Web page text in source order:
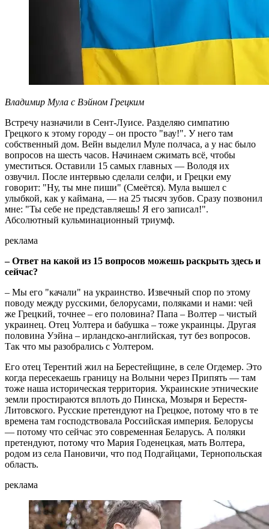
Владимир Мула с Вэйном Грецким
Встречу назначили в Сент-Луисе. Разделяю симпатию
Грецкого к этому городу – он просто "вау!". У него там
собственный дом. Вейн выделил Муле полчаса, а у нас было
вопросов на шесть часов. Начинаем сжимать всё, чтобы
уместиться. Оставили 15 самых главных — Володя их
озвучил. После интервью сделали селфи, и Грецки ему
говорит: "Ну, ты мне пиши" (Смеётся). Мула вышел с
улыбкой, как у каймана, — на 25 тысяч зубов. Сразу позвонил
мне: "Ты себе не представляешь! Я его записал!".
Абсолютный кульминационный триумф.
реклама
– Ответ на какой из 15 вопросов можешь раскрыть здесь и
сейчас?
– Мы его "качали" на украинство. Извечный спор по этому
поводу между русскими, белорусами, поляками и нами: чей
же Грецкий, точнее – его половина? Папа – Волтер – чистый
украинец. Отец Уолтера и бабушка – тоже украинцы. Другая
половина Уэйна – ирландско-английская, тут без вопросов.
Так что мы разобрались с Уолтером.
Его отец Терентий жил на Берестейщине, в селе Огдемер. Это
когда пересекаешь границу на Волыни через Припять — там
тоже наша историческая территория. Украинские этнические
земли простираются вплоть до Пинска, Мозыря и Берестя-
Литовского. Русские претендуют на Грецкое, потому что в те
времена там господствовала Российская империя. Белорусы
— потому что сейчас это современная Беларусь. А поляки
претендуют, потому что Мария Годенецкая, мать Волтера,
родом из села Пановичи, что под Подгайцами, Тернопольская
область.
реклама